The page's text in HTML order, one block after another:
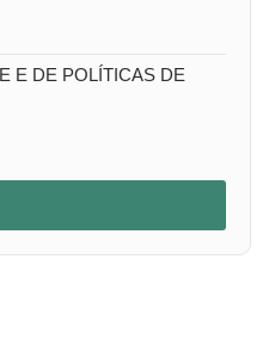
E DE POLÍTICAS DE